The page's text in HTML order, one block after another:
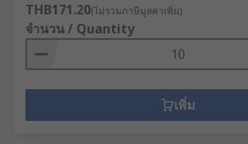
THB171.20(ไม่รวมภาษีมูลค่าเพิ่ม)
จำนวน / Quantity
เพิ่ม